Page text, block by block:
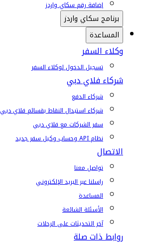
إضافة رقم سكاي واردز
برنامج سكاي واردز
المساعدة
وكلاء السفر
تسجيل الدخول لوكلاء السفر
شركاء فلاي دبي
شركاء الدفع
شركاء استبدال النقاط بقسائم فلاي دبي
سفر الشركات مع فلاي دبي
نظام API وحساب وكيل سفر جديد
الاتصال
تواصل معنا
راسلنا عبر البريد الإلكتروني
المساعدة
الأسئلة الشائعة
آخر التحديثات على الرحلات
روابط ذات صلة